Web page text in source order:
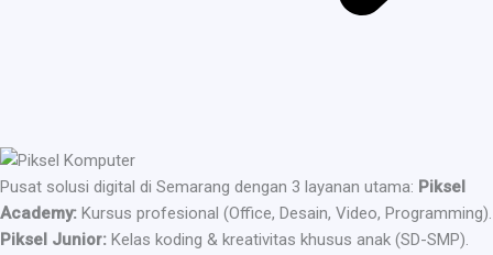
Pusat solusi digital di Semarang dengan 3 layanan utama: Piksel
Academy: Kursus profesional (Office, Desain, Video, Programming).
Piksel Junior: Kelas koding & kreativitas khusus anak (SD-SMP).